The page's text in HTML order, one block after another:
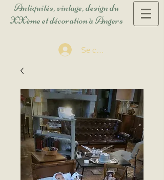
Antiquités, vintage, design du
XXème et décoration à Angers
Se connecter